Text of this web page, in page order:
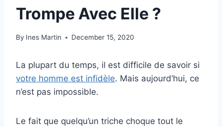
Trompe Avec Elle ?
By Ines Martin December 15, 2020
La plupart du temps, il est difficile de savoir si
votre homme est infidèle. Mais aujourd’hui, ce
n’est pas impossible.
Le fait que quelqu’un triche choque tout le